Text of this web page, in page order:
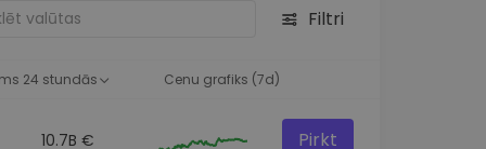
Filtri
24 stundās Cenu grafiks (7d)
10.7B € Pirkt